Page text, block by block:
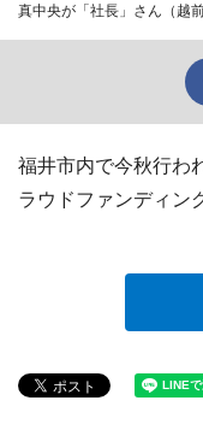
真中央が「社長」さん（越前
福井市内で今秋行わ
ラウドファンディン